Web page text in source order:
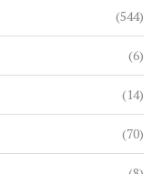
(544)
(6)
(14)
(70)